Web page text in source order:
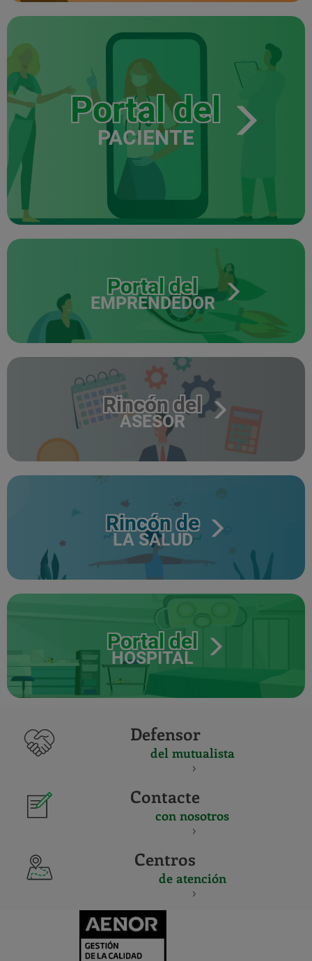
Portal del
PACIENTE
Portal del
EMPRENDEDOR
Rincón del
ASESOR
Rincón de
LA SALUD
Portal del
HOSPITAL
Defensor
del mutualista
Contacte
con nosotros
Centros
de atención